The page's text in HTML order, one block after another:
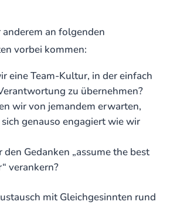
an folgenden
vorbei kommen:
eine Team-Kultur, in der einfach
zu übernehmen?
wir von jemandem erwarten,
sich genauso engagiert wie wir
Gedanken „assume the best
verankern?
mit Gleichgesinnten rund